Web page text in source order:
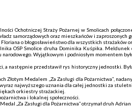
Ochotniczej Straży Pożarnej w Smolicach
samorządowych oraz mieszkańców i zaproszonych
o błogosławieństwo dla wszystkich strażaków
OSP Smolice druha Dominika Kuśpika.
Wyjątkowym i podniosłym momentem
następnie przedstawił rys historyczny jednostki.
Medalem „Za Zasługi dla Pożarnictwa”,
najwyższego uznania dla całej jednostki za
orkiestry strażackiej.
i lokalnej społeczności.
„Za Zasługi dla Pożarnictwa” otrzymał druh Adrian